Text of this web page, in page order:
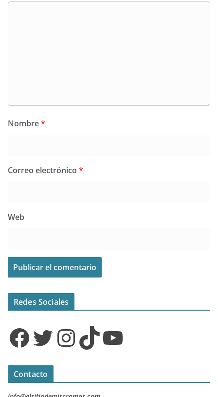
Nombre*
Correo electrónico *
Web
Redes Sociales
Facebook Twitter InstagramTikTok YouTube
Contacto